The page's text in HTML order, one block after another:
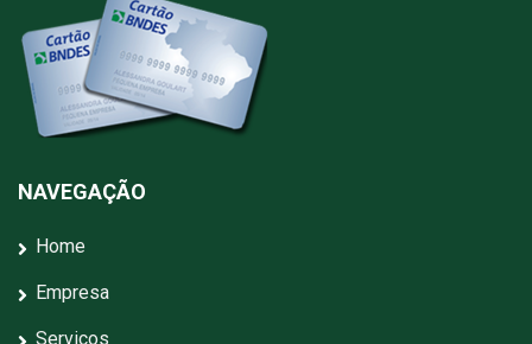
NAVEGAÇÃO
Home
Empresa
Serviços